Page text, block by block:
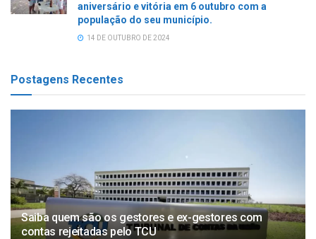
aniversário e vitória em 6 outubro com a
população do seu município.
14 DE OUTUBRO DE 2024
Postagens Recentes
Saiba quem são os gestores e ex-gestores com
contas rejeitadas pelo TCU